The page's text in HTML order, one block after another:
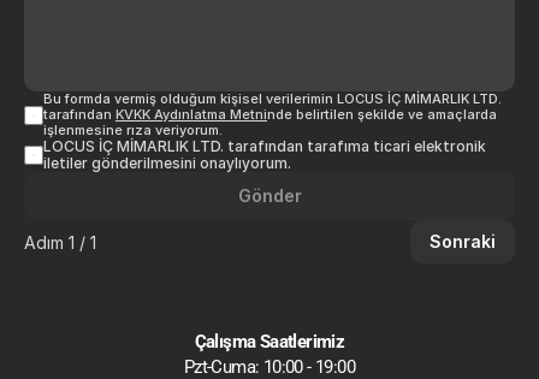
Bu formda vermiş olduğum kişisel verilerimin LOCUS İÇ MİMARLIK LTD.
tarafından KVKK Aydınlatma Metninde belirtilen şekilde ve amaçlarda
işlenmesine rıza veriyorum.
LOCUS İÇ MİMARLIK LTD. tarafından tarafıma ticari elektronik
iletiler gönderilmesini onaylıyorum.
Gönder
Adım 1 / 1 Sonraki
Çalışma Saatlerimiz
Pzt-Cuma: 10:00 - 19:00